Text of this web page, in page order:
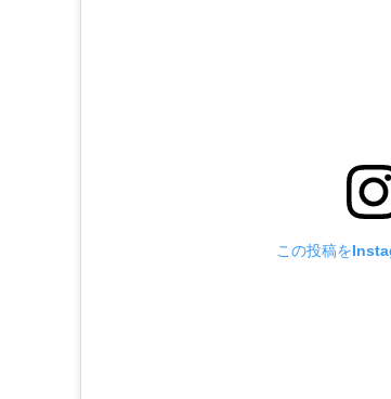
この投稿を